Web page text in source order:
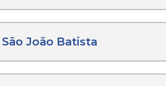
São João Batista